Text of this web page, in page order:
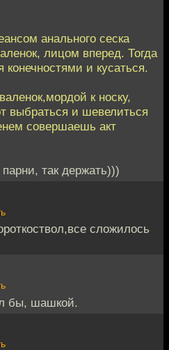
анального сеска
лицом вперед. Тогда
и кусаться.
к носку,
выбраться и шевелиться
совершаешь акт
так держать)))
сложилось
бы, шашкой.